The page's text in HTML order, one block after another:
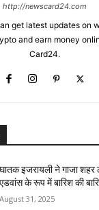
http://newscard24.com
get latest updates on
and earn money
Card24.
घातक इजरायली ने गाजा
एडवांस के रूप में बारिश की
August 31, 2025